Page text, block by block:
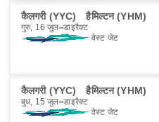
कैलगरी (YYC) हैमिल्टन (YHM)
गुरु, 16 जुल॰ डाइरैक्ट
वेस्ट जेट
कैलगरी (YYC) हैमिल्टन (YHM)
बुध, 15 जुल॰ डाइरैक्ट
वेस्ट जेट